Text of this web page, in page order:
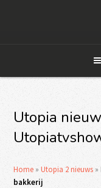
Utopia
Home »Utopia 2 nieuws »
bakkerij